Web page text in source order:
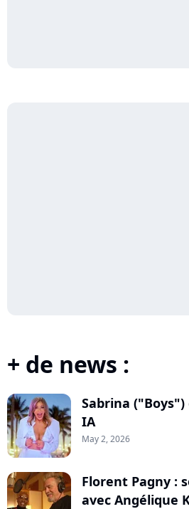
+ de news :
Sabrina
IA
May 2, 2026
Florent Pagny :
avec Angélique